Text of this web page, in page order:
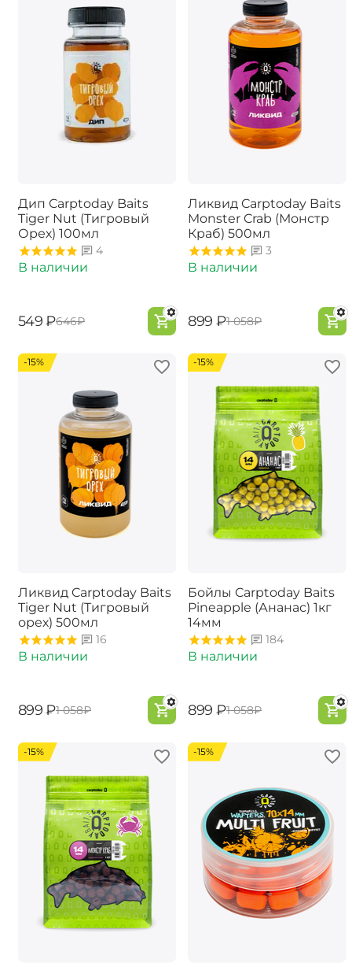
Дип Carptoday Baits
Tiger Nut (Тигровый
Орех) 100мл
4
В наличии
‍549‍ ₽‍646‍₽
Ликвид Carptoday Baits
Monster Crab (Монстр
Краб) 500мл
3
В наличии
‍899‍ ₽‍1 058‍₽
-15%
Ликвид Carptoday Baits
Tiger Nut (Тигровый
орех) 500мл
16
В наличии
‍899‍ ₽‍1 058‍₽
-15%
Бойлы Carptoday Baits
Pineapple (Ананас) 1кг
14мм
184
В наличии
‍899‍ ₽‍1 058‍₽
-15% -15%